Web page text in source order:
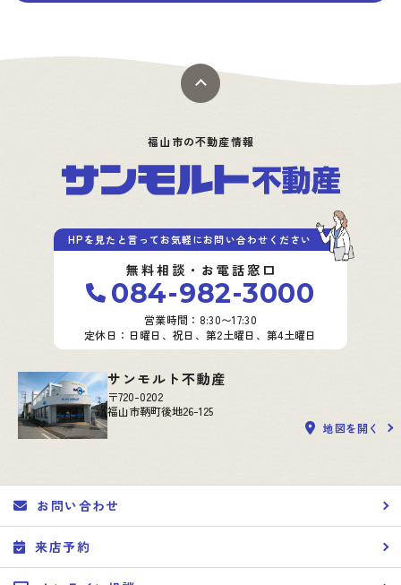
(3) お客さま情報の収集に際しては、利用目的を特定して通知または公
表し、その利用目的にしたがってお客さま情報を取り扱います。
(4) お客さま情報の漏洩、紛失、改ざん等を防止するために必要な 対策
削除、利用停止の依頼を所定の窓口でお受けして、誠意をもって対応い
具体的には、以下の内容に従ってお客さま情報の取り扱いをいたしま
3．お客様の情報の利用目的
当社は、不動産についてのサービスをお客さまにご利用いただくにあた
り、各種の申込みの受付、訪問、提案、見積、各種の工事やサービス提
供等の機会に、当社が直接あるいは協力会社又は業務委託先等を通じ
て、お客さまの個人情報（お客さまの電子メールアドレス、氏名、住
所、電話番号等）を取得いたしますが、これらの個人情報は下記の目的
に利用させていただきます。
(2) 不動産についてのサービスのアフターサービスの提供
(3) 不動産についてのサービスのお知らせ・ＰＲ、調査・データ集積、
研究開発
(4) ウェブサイトシステム管理会社（以下「サイト管理会社」といいま
なお、当社は、サイト管理会社が提供するサービス改善に必要な範囲
で、お客様の個人データをサイト管理会社に提供します。
このように提供された個人データにつきましては、サイト管理会社にお
いて管理されることとなります。
サイト管理会社は、そのサービスの改善・向上を目指すことに加え、メ
ールマガジンなどによる情報提供、お客様による購買の分析をして、当
福山市の不動産情報
HPを見たと言ってお気軽にお問い合わせください
無料相談・お電話窓口
084-982-3000
営業時間：8:30〜17:30
定休日：日曜日、祝日、第2土曜日、第4土曜日
サンモルト不動産
〒720-0202
福山市鞆町後地26-125
地図を開く
お問い合わせ
来店予約